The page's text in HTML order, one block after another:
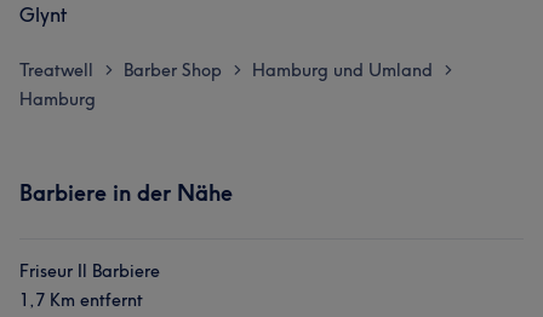
Glynt
Treatwell > Barber Shop > Hamburg und Umland >
Hamburg
Barbiere in der Nähe
Friseur Il Barbiere
1,7 Km entfernt